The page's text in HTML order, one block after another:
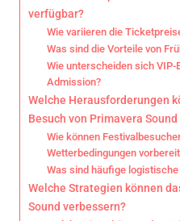
verfügbar?
Wie variieren die
Was sind die Vorteile von
Wie unterscheiden sich VIP-
Admission?
Welche Herausforderungen
Besuch von Primavera
Wie können
Wetterbedingungen
Was sind häufige
Welche Strategien können
Sound verbessern?